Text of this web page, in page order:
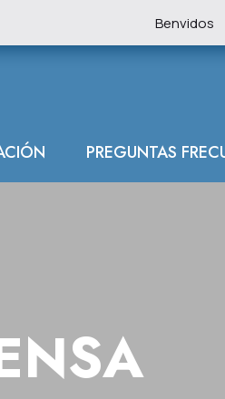
Benvidos
PREGUNTAS